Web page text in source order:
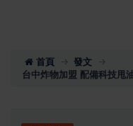
首頁
發文
台中炸物加盟 配備科技甩